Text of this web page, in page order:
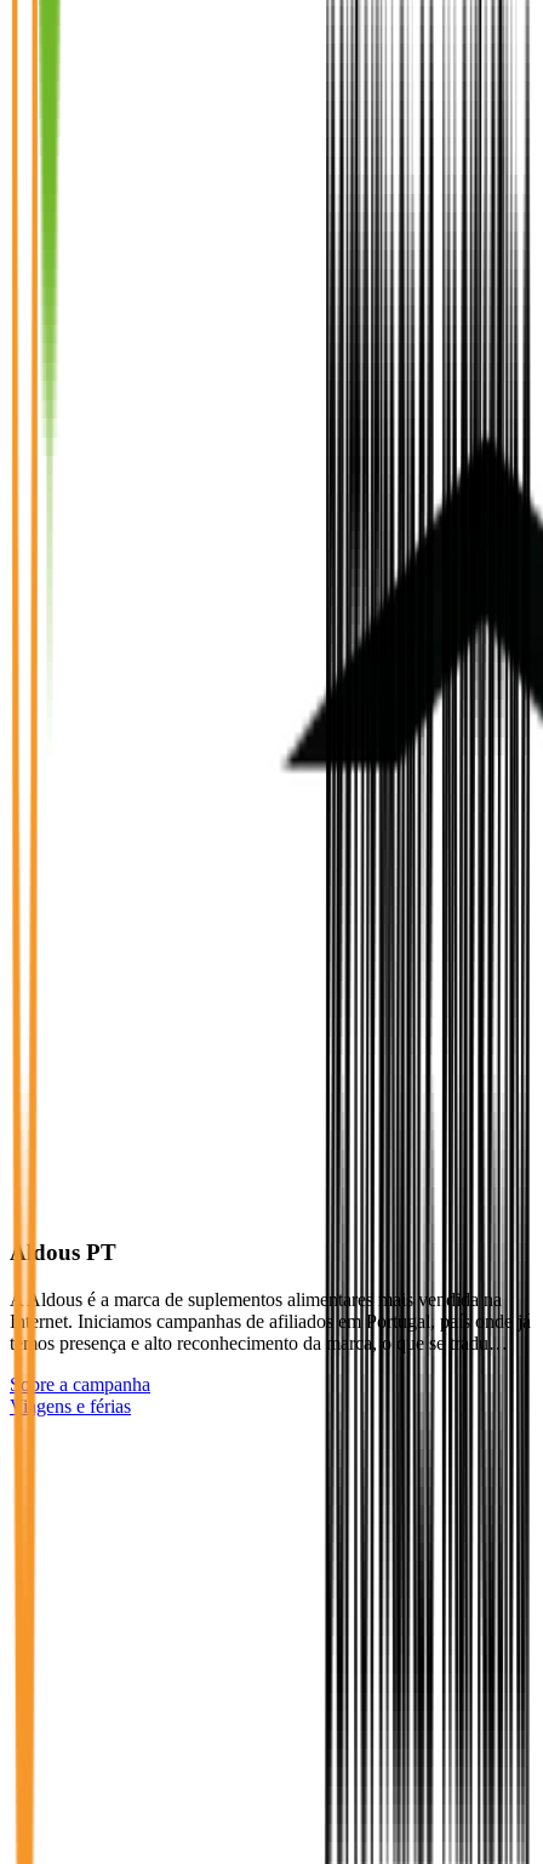
Aldous PT
A Aldous é a marca de suplementos alimentares mais vendida na
Internet. Iniciamos campanhas de afiliados em Portugal, país onde já
temos presença e alto reconhecimento da marca, o que se tradu…
Sobre a campanha
Viagens e férias